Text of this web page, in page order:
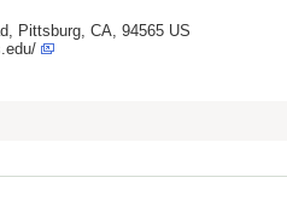
Pittsburg, CA, 94565 US